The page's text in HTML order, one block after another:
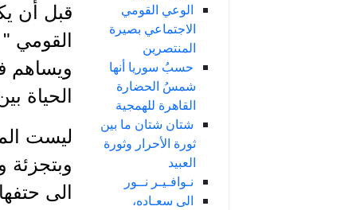
الوعي القومي
الاجتماعي بصيرة
المنتصرين
حسبُ سوريا أنها
شمسُ الحضارة
القاهرة للهمجية
شتان شتان ما بين
ثورة الأحرار وثورة
العبيد
نـوافـيـر نــور
الى سعـاده،
قبل أن
القومي
ويساهم
الحياة
ليست
الى